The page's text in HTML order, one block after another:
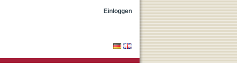
from parasite-Einloggen